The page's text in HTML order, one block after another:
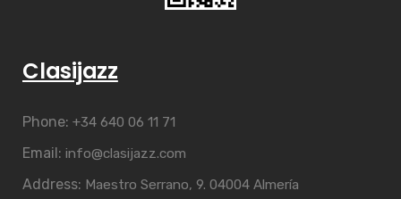
Clasijazz
Phone: +34 640 06 11 71
Email: info@clasijazz.com
Address: Maestro Serrano, 9. 04004 Almería